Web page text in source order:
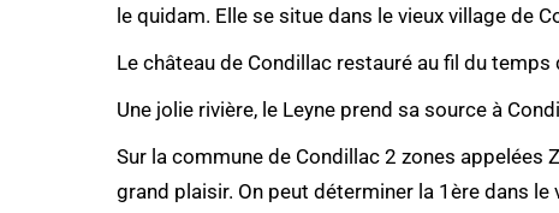
le quidam. Elle se situe dans le vieux village de
Le château de Condillac restauré au fil du
Une jolie rivière, le Leyne prend sa source à
Sur la commune de Condillac 2 zones appelées
grand plaisir. On peut déterminer la 1ère dans